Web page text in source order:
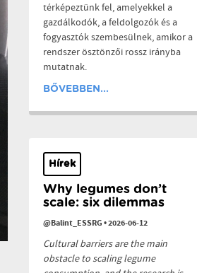
térképeztünk fel, amelyekkel a
gazdálkodók, a feldolgozók és a
fogyasztók szembesülnek, amikor a
rendszer ösztönzői rossz irányba
mutatnak.
BŐVEBBEN...
Hírek
Why legumes don’t
scale: six dilemmas
@Balint_ESSRG•2026-06-12
Cultural barriers are the main
obstacle to scaling legume